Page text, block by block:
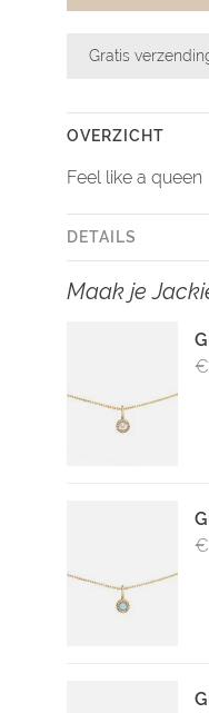
Gratis
OVERZICHT
Feel like a queen
DETAILS
Maak je